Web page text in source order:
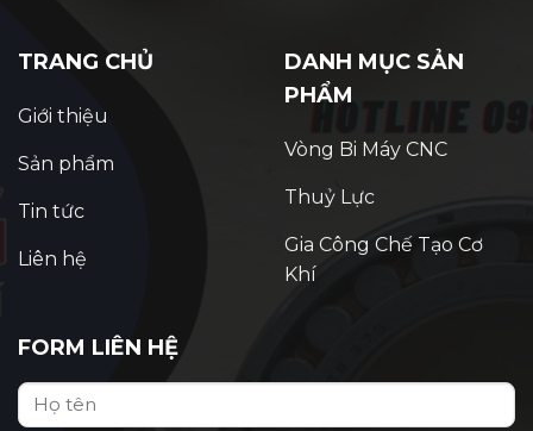
TRANG CHỦ
Giới thiệu
Sản phẩm
Tin tức
Liên hệ
DANH MỤC SẢN
PHẨM
Vòng Bi Máy CNC
Thuỷ Lực
Gia Công Chế Tạo Cơ
Khí
FORM LIÊN HỆ